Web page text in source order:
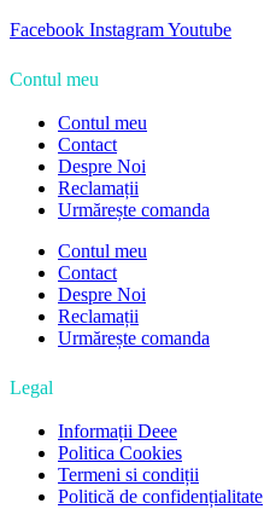
Facebook InstagramYoutube
Contul meu
Contul meu
Contact
Despre Noi
Reclamații
Urmărește comanda
Contul meu
Contact
Despre Noi
Reclamații
Urmărește comanda
Legal
Informații Deee
Politica Cookies
Termeni si condiții
Politică de confidențialitate